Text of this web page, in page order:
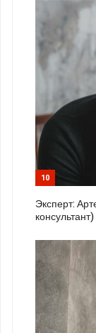
10
Эксперт:
консультант)